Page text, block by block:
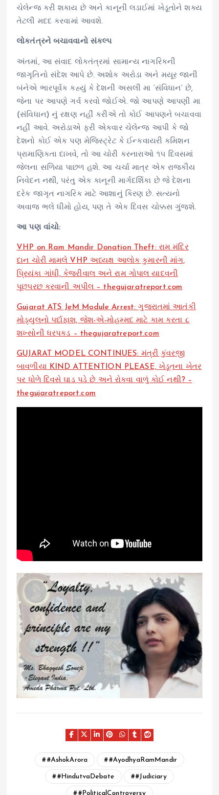
ચેલેન્જ કરી શકાય છે અને કાનૂની લડાઈમાં ખેડૂતોને શક્ય
તેટલી મદદ કરવામાં આવશે.
લોકતંત્રને બચાવવાનો સંકલ્પ
અંતમાં, આ સંવાદ લોકતંત્રમાં સામાન્ય નાગરિકની
જાગૃતિનો સંદેશ આપે છે. અશોક અરોડા અને મયૂર જાની
બંનેએ ભારપૂર્વક કહ્યું કે દેશની અસલી મા ‘સંવિધાન’ છે,
જેના પર આપણે ગર્વ કરવો જોઈએ. જો આપણે આપણી મા
(સંવિધાન) નું રક્ષણ નહીં કરીએ તો કોઈ આપણને બચાવવા
નહીં આવે. અરોડાએ ફરી એકવાર ચેલેન્જ આપી કે જો
દેશનો કોઈ એક પણ મેજિસ્ટ્રેટ કે ઈન્કવાયરી કમિશન
પ્રામાણિકતા દાખવે, તો આ ચોરી કરનારાઓ ૧૫ દિવસમાં
જેલના સળિયા પાછળ હશે. આ ચર્ચા માત્ર એક રાજકીય
નિવેદન નથી, પરંતુ એક કાનૂની માર્ગદર્શિકા છે જે દેશના
દરેક જાગૃત નાગરિક માટે આશાનું કિરણ છે. સત્યનો
અવાજ ભલે ધીમો હોય, પણ તે એક દિવસ ચોક્કસ ગુંજશે.
આ પણ વાંચો:
VHP on Ram Mandir Donation Theft: રામ મંદિર
દાન ચોરી મામલે VHP અધ્યક્ષ આલોક કુમારની માંગ,
પ્રિયંકા ગાંધી, કેજરીવાલ અને રામ ગોપાલ યાદવની
પૂછપરછ કરવાની અપીલ – thegujaratreport.com
Gujarat ATS JeM Module Arrest: ગુજરાતમાં આતંકી
મોડ્યુલનો પર્દાફાશ, જેશ-એ-મોહમ્મદ માટે કામ કરતા ૮
શખ્સોની ધરપકડ – thegujaratreport.com
GUJARAT MODEL CONTINUES: મંત્રી કુંવરજી
બાવળીયા KIND ATTENTION PLEASE, ખેડૂતના ખેતર
પર ધોળે દિવસે ઘાડ પડે છે અને રોકવા વાળું કોઈ નથી? –
thegujaratreport.com
#AshokArora #AyodhyaRamMandir
#HindutvaDebate #Judiciary
#PoliticalControversy